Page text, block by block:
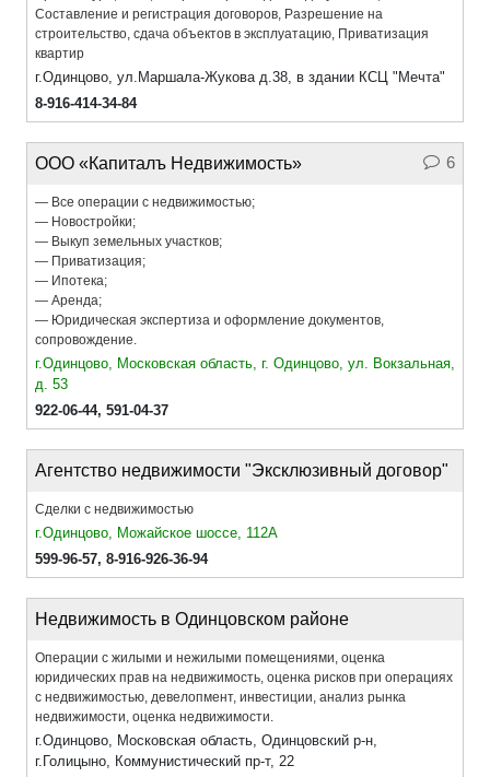
Составление и регистрация договоров, Разрешение на
строительство, сдача объектов в эксплуатацию, Приватизация
квартир
г.Одинцово, ул.Маршала-Жукова д.38, в здании КСЦ "Мечта"
8-916-414-34-84
6
ООО «Капиталъ Недвижимость»
— Все операции с недвижимостью;
— Новостройки;
— Выкуп земельных участков;
— Приватизация;
— Ипотека;
— Аренда;
— Юридическая экспертиза и оформление документов,
сопровождение.
г.Одинцово, Московская область, г. Одинцово, ул. Вокзальная,
д. 53
922-06-44, 591-04-37
Агентство недвижимости "Эксклюзивный договор"
Сделки с недвижимостью
г.Одинцово, Можайское шоссе, 112А
599-96-57, 8-916-926-36-94
Недвижимость в Одинцовском районе
Операции с жилыми и нежилыми помещениями, оценка
юридических прав на недвижимость, оценка рисков при операциях
с недвижимостью, девелопмент, инвестиции, анализ рынка
недвижимости, оценка недвижимости.
г.Одинцово, Московская область, Одинцовский р-н,
г.Голицыно, Коммунистический пр-т, 22